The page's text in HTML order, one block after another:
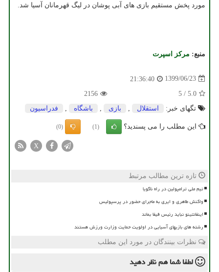
مورد پخش مستقیم بازی های آبی پوشان در لیگ قهرمانان آسیا شد.
منبع: مركز اسپرت
1399/06/23
21:36:40
5.0
/
5
2156
تگهای خبر:
استقلال بازی باشگاه فدراسیون
این مطلب را می پسندید؟ (1)
(0)
X
تازه ترین مطالب مرتبط
تیم ملی ترامپولین در راه ناگویا
واکنش طاهری و ایری به ماجرای حضور در پرسپولیس
اینفانتینو نباید رئیس فیفا بماند
رشته های بازیهای آسیایی در اولویت حمایت وزارت ورزش هستند
نظرات بینندگان در مورد این مطلب
لطفا شما همنظر دهید